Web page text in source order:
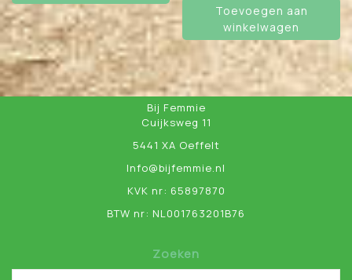
Toevoegen aan
winkelwagen
Bij Femmie
Cuijksweg 11
5441 XA Oeffelt
Info@bijfemmie.nl
KVK nr: 65897870
BTW nr: NL001763201B76
Zoeken